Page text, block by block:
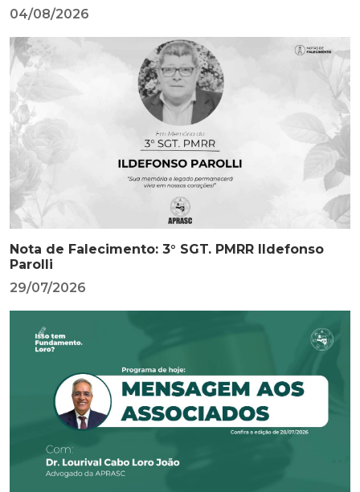
04/08/2026
Nota de Falecimento: 3° SGT. PMRR Ildefonso
Parolli
29/07/2026